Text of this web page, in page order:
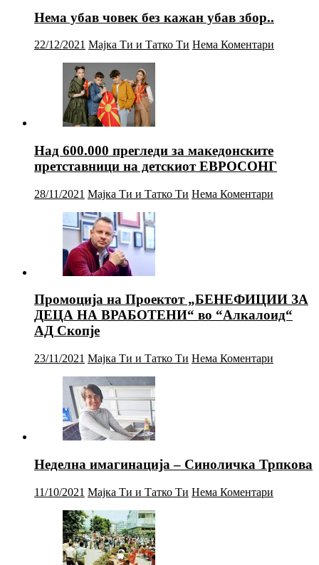
Нема убав човек без кажан убав збор..
22/12/2021 Мајка Ти и Татко Ти Нема Коментари
Над 600.000 прегледи за македонските
претставници на детскиот ЕВРОСОНГ
28/11/2021 Мајка Ти и Татко Ти Нема Коментари
Промоција на Проектот „БЕНЕФИЦИИ ЗА
ДЕЦА НА ВРАБОТЕНИ“ во “Алкалоид“
АД Скопје
23/11/2021 Мајка Ти и Татко Ти Нема Коментари
Неделна имагинација – Синоличка Трпкова
11/10/2021 Мајка Ти и Татко Ти Нема Коментари